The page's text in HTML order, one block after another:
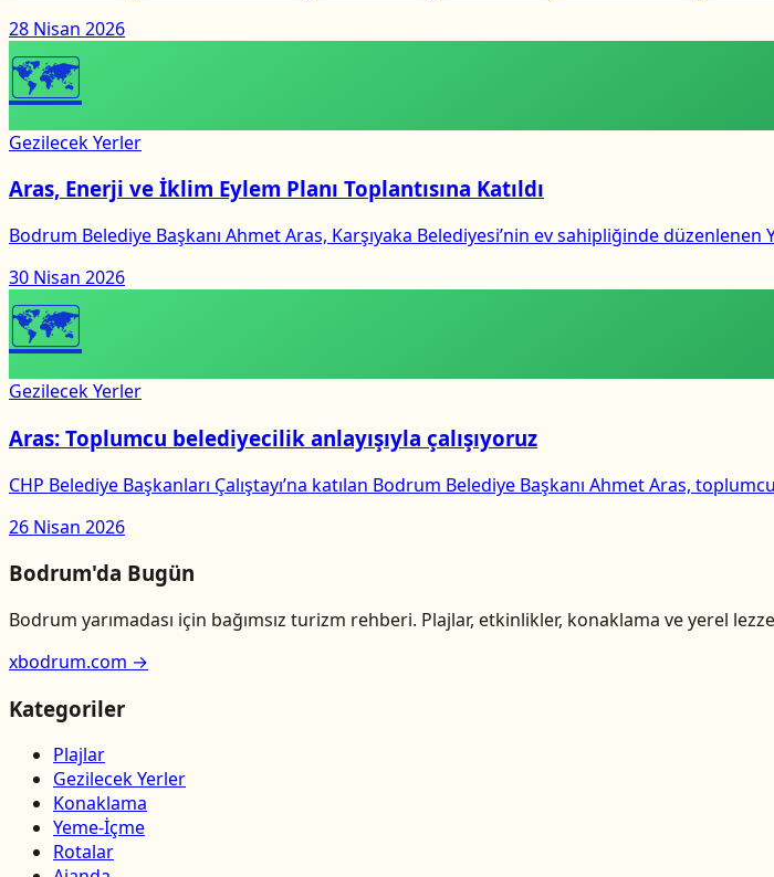
28 Nisan 2026
🗺
Gezilecek Yerler
Aras, Enerji ve İklim Eylem Planı Toplantısına Katıldı
Bodrum Belediye Başkanı Ahmet Aras, Karşıyaka Belediyesi’nin ev sahipliğinde
30 Nisan 2026
🗺
Gezilecek Yerler
Aras: Toplumcu belediyecilik anlayışıyla çalışıyoruz
CHP Belediye Başkanları Çalıştayı’na katılan Bodrum Belediye Başkanı Ahmet Aras,
26 Nisan 2026
Bodrum'da Bugün
Bodrum yarımadası için bağımsız turizm rehberi. Plajlar, etkinlikler, konaklama ve yerel
xbodrum.com →
Kategoriler
Plajlar
Gezilecek Yerler
Konaklama
Yeme-İçme
Rotalar